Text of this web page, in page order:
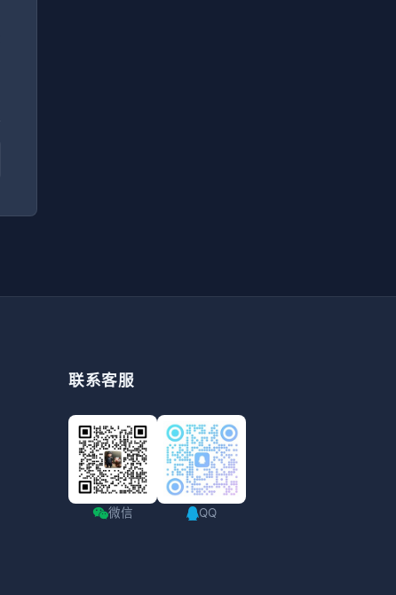
联系客服
微信 QQ